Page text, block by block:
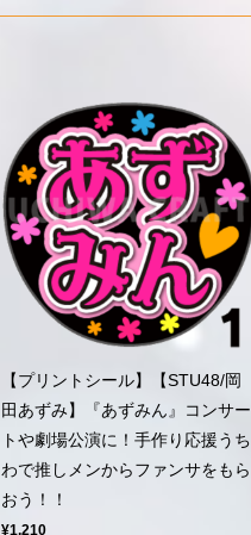
【プリントシール】【STU48/岡
田あずみ】『あずみん』コンサー
トや劇場公演に！手作り応援うち
わで推しメンからファンサをもら
おう！！
¥1,210